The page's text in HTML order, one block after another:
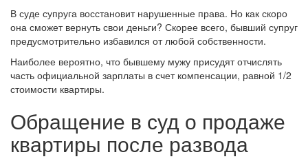
В суде супруга восстановит нарушенные права. Но как скоро
она сможет вернуть свои деньги? Скорее всего, бывший супруг
предусмотрительно избавился от любой собственности.
Наиболее вероятно, что бывшему мужу присудят отчислять
часть официальной зарплаты в счет компенсации, равной 1/2
стоимости квартиры.
Обращение в суд о продаже
квартиры после развода